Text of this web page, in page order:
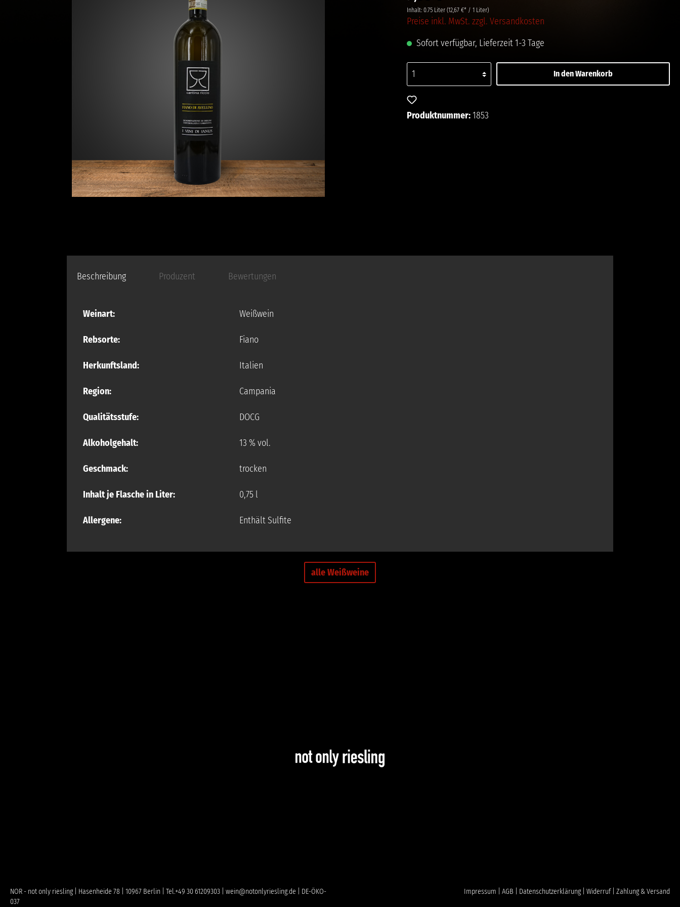
Inhalt: 0.75 Liter (12,67 €* / 1 Liter)
Preise inkl. MwSt. zzgl. Versandkosten
Sofort verfügbar, Lieferzeit 1-3 Tage
In den Warenkorb
Produktnummer:1853
Beschreibung Produzent Bewertungen
Weinart: Weißwein
Rebsorte: Fiano
Herkunftsland: Italien
Region: Campania
Qualitätsstufe: DOCG
Alkoholgehalt: 13 % vol.
Geschmack: trocken
Inhalt je Flasche in Liter: 0,75 l
Allergene: Enthält Sulfite
alle Weißweine
NOR - not only riesling | Hasenheide 78 | 10967 Berlin | Tel.+49 30 61209303 | wein@notonlyriesling.de | DE-ÖKO-
037
Impressum | AGB | Datenschutzerklärung | Widerruf | Zahlung & Versand